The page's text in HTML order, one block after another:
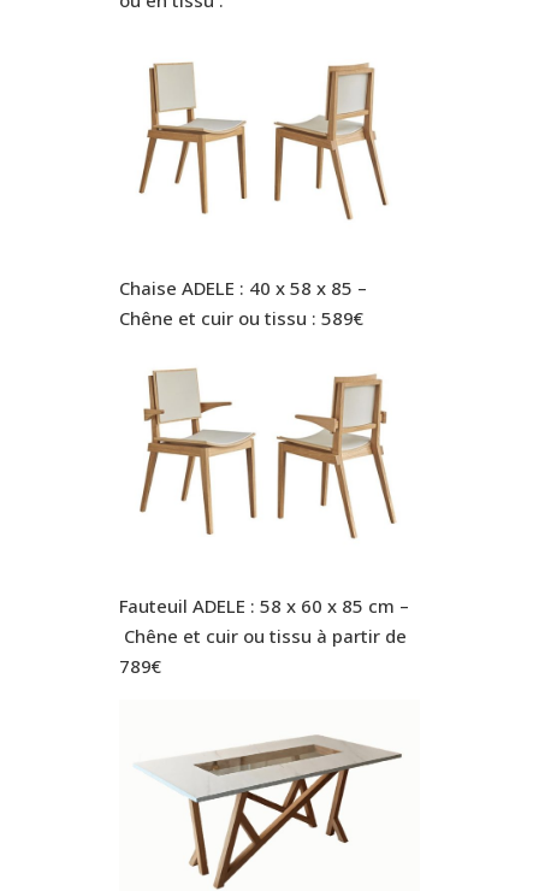
Chaise ADELE : 40 x 58 x 85 –
Chêne et cuir ou tissu : 589€
Fauteuil ADELE : 58 x 60 x 85 cm –
Chêne et cuir ou tissu à partir de
789€